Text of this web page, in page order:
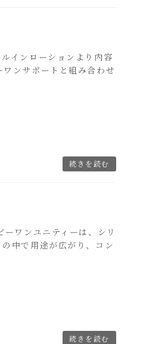
インローションより内容
ンサポートと組み合わせ
続きを読む
ワンユニティーは、シリ
中で用途が広がり、コン
続きを読む